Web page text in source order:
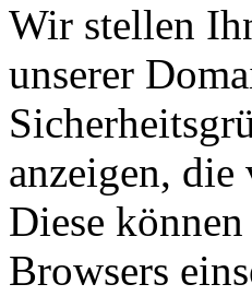
Wir stellen
unserer
anzeigen, die
Diese
Browsers